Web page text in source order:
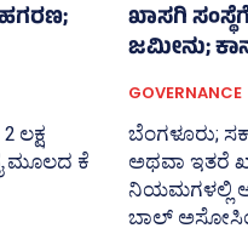
ಹಗರಣ;
ಲಕ್ಷ
ಮೂಲದ ಕೆ
ಖಾಸಗಿ
ಜಮೀನು;
GOVERNANCE
ಬೆಂಗಳೂರು;
ಅಥವಾ ಇತರೆ
ನಿಯಮಗಳಲ್ಲಿ
ಬಾಲ್‌